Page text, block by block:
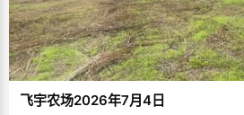
飞宇农场2026年7月4日